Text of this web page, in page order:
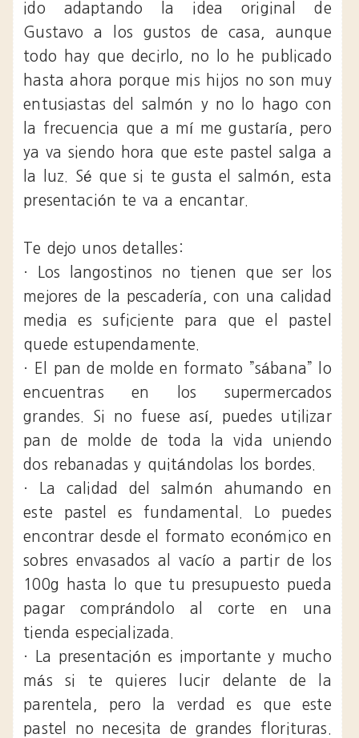
ido adaptando la idea original de
Gustavo a los gustos de casa, aunque
todo hay que decirlo, no lo he publicado
hasta ahora porque mis hijos no son muy
entusiastas del salmón y no lo hago con
la frecuencia que a mí me gustaría, pero
ya va siendo hora que este pastel salga a
la luz. Sé que si te gusta el salmón, esta
presentación te va a encantar.
Te dejo unos detalles:
· Los langostinos no tienen que ser los
mejores de la pescadería, con una calidad
media es suficiente para que el pastel
quede estupendamente.
· El pan de molde en formato ”sábana” lo
encuentras en los supermercados
grandes. Si no fuese así, puedes utilizar
pan de molde de toda la vida uniendo
dos rebanadas y quitándolas los bordes.
· La calidad del salmón ahumando en
este pastel es fundamental. Lo puedes
encontrar desde el formato económico en
sobres envasados al vacío a partir de los
100g hasta lo que tu presupuesto pueda
pagar comprándolo al corte en una
tienda especializada.
· La presentación es importante y mucho
más si te quieres lucir delante de la
parentela, pero la verdad es que este
pastel no necesita de grandes florituras.